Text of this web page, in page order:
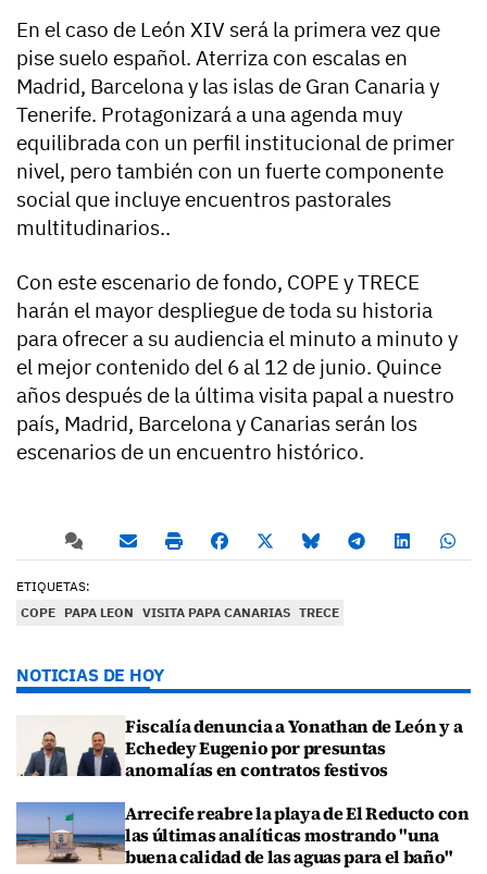
En el caso de León XIV será la primera vez que
pise suelo español. Aterriza con escalas en
Madrid, Barcelona y las islas de Gran Canaria y
Tenerife. Protagonizará a una agenda muy
equilibrada con un perfil institucional de primer
nivel, pero también con un fuerte componente
social que incluye encuentros pastorales
multitudinarios..
Con este escenario de fondo, COPE y TRECE
harán el mayor despliegue de toda su historia
para ofrecer a su audiencia el minuto a minuto y
el mejor contenido del 6 al 12 de junio. Quince
años después de la última visita papal a nuestro
país, Madrid, Barcelona y Canarias serán los
escenarios de un encuentro histórico.
ETIQUETAS:
COPE PAPA LEON VISITA PAPA CANARIAS TRECE
NOTICIAS DE HOY
Fiscalía denuncia a Yonathan de León y a
Echedey Eugenio por presuntas
anomalías en contratos festivos
Arrecife reabre la playa de El Reducto con
las últimas analíticas mostrando "una
buena calidad de las aguas para el baño"